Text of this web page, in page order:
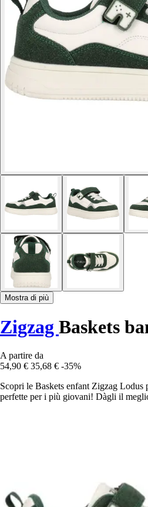
Mostra di più
Zigzag Baskets
A partire da
54,90 € 35,68 € -35%
Scopri le Baskets enfant Zigzag Lodus
perfette per i più giovani! Dàgli il